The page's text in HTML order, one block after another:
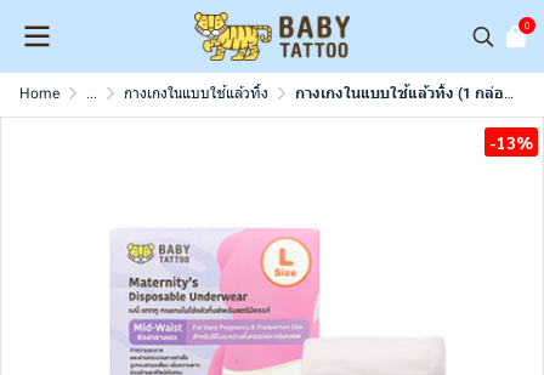
0
Home ... กางเกงในแบบใช้แล้วทิ้ง กางเกงในแบบใช้แล้วทิ้ง (1 กล่อง 4 ชิ้น)
-13%